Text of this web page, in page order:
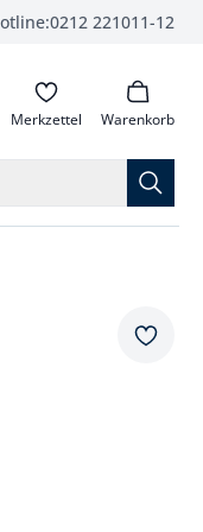
0212 221011-12
anrufen
Merkzettel Warenkorb